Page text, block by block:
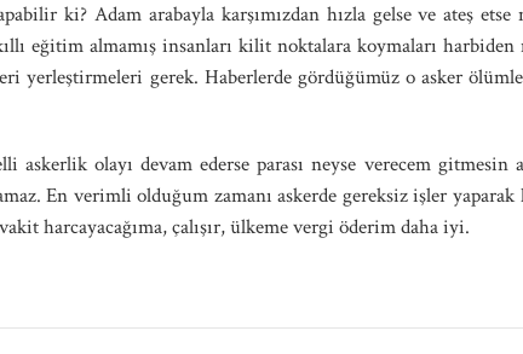
ki? Adam arabayla karşımızdan hızla gelse ve ateş
eğitim almamış insanları kilit noktalara koymaları harbiden
yerleştirmeleri gerek. Haberlerde gördüğümüz o asker
askerlik olayı devam ederse parası neyse verecem gitmesin
En verimli olduğum zamanı askerde gereksiz işler
harcayacağıma, çalışır, ülkeme vergi öderim daha iyi.